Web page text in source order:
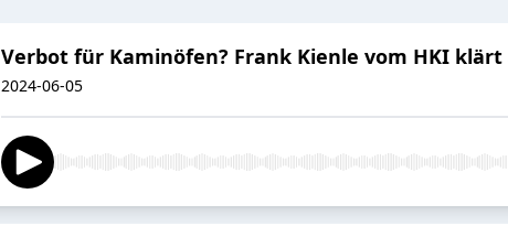
Verbot für Kaminöfen? Frank Kienle vom HKI
2024-06-05